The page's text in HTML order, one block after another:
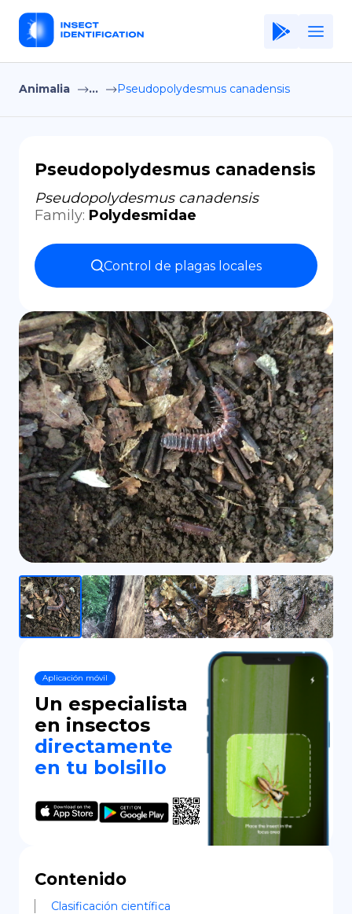
Home
Terms of Use
Privacy Policy
EN
FR
DE
Animalia ... Pseudopolydesmus canadensis
Pseudopolydesmus canadensis
Pseudopolydesmus canadensis
Family: Polydesmidae
Control de plagas locales
Aplicación móvil
Un especialista
en insectos
directamente
en tu bolsillo
Contenido
Clasificación científica